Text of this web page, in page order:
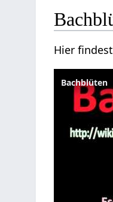
Hier
Bachblüten